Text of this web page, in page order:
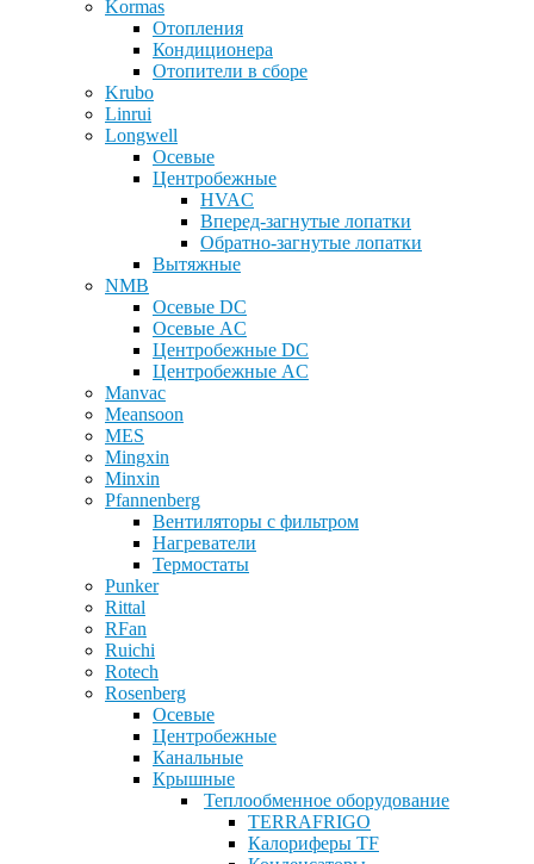
Kormas
Отопления
Кондиционера
Отопители в сборе
Krubo
Linrui
Longwell
Осевые
Центробежные
HVAC
Вперед-загнутые лопатки
Обратно-загнутые лопатки
Вытяжные
NMB
Осевые DC
Осевые AC
Центробежные DC
Центробежные AC
Manvac
Meansoon
MES
Mingxin
Minxin
Pfannenberg
Вентиляторы с фильтром
Нагреватели
Термостаты
Punker
Rittal
RFan
Ruichi
Rotech
Rosenberg
Осевые
Центробежные
Канальные
Крышные
Теплообменное оборудование
ТЕRRAFRIGO
Калориферы TF